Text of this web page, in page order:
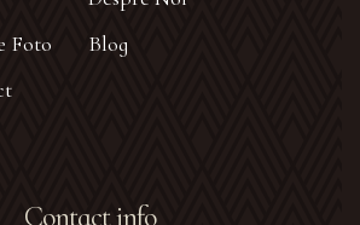
Foto
Blog
Contact info